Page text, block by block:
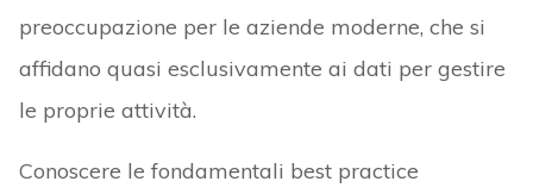
preoccupazione per le aziende moderne, che si
affidano quasi esclusivamente ai dati per gestire
le proprie attività.
Conoscere le fondamentali best practice